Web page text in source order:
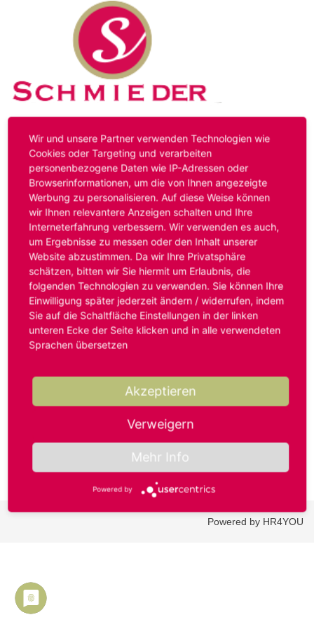
Kontakt Impressum Datenschutz
Hinweis:Das von ihnen aufgerufene Stellenangebot ist
bereits ausgelaufen. Alternative Stellenanzeigen finden
Sie unter:
www.schmieder-personal.de/stellenangebote
Oder Sie bewerben sich
initiativund wir suchen für Sie
passende Stellenangebote.
Anmelden
Benutzername oder E-Mail-Adresse*
Passwort*
Powered by HR4YOU
Wir und unsere Partner verwenden Technologien wie
Cookies oder Targeting und verarbeiten
personenbezogene Daten wie IP-Adressen oder
Browserinformationen, um die von Ihnen angezeigte
Werbung zu personalisieren. Auf diese Weise können
wir Ihnen relevantere Anzeigen schalten und Ihre
Interneterfahrung verbessern. Wir verwenden es auch,
um Ergebnisse zu messen oder den Inhalt unserer
Website abzustimmen. Da wir Ihre Privatsphäre
schätzen, bitten wir Sie hiermit um Erlaubnis, die
folgenden Technologien zu verwenden. Sie können Ihre
Einwilligung später jederzeit ändern / widerrufen, indem
Sie auf die Schaltfläche Einstellungen in der linken
unteren Ecke der Seite klicken und in alle verwendeten
Sprachen übersetzen
Akzeptieren
Verweigern
Mehr Info
Powered by